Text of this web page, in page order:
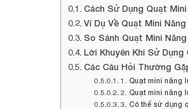
Cách Sử Dụng Quạt
Ví Dụ Về Quạt Mini
So Sánh Quạt Mini
Lời Khuyên Khi Sử
Các Câu Hỏi Thường
1. Quạt mini năng
2. Quạt mini năng
3. Có thể sử dụng